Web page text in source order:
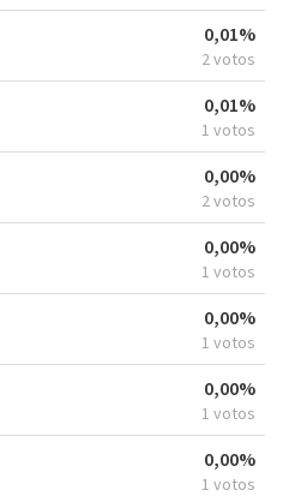
0,01%
2 votos
0,01%
1 votos
0,00%
2 votos
0,00%
1 votos
0,00%
1 votos
0,00%
1 votos
0,00%
1 votos